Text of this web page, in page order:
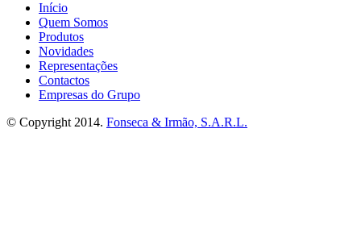
Início
Quem Somos
Produtos
Novidades
Representações
Contactos
Empresas do Grupo
© Copyright 2014. Fonseca & Irmão, S.A.R.L.